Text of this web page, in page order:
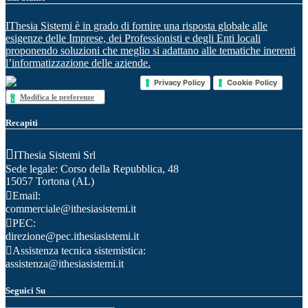
IThesia Sistemi è in grado di fornire una risposta globale alle
esigenze delle Imprese, dei Professionisti e degli Enti locali
proponendo soluzioni che meglio si adattano alle tematiche inerenti
l’informatizzazione delle aziende.
Privacy Policy Cookie Policy
Modifica le preferenze
Recapiti
IThesia Sistemi Srl
Sede legale: Corso della Repubblica, 48
15057 Tortona (AL)
Email:
commerciale@ithesiasistemi.it
PEC:
direzione@pec.ithesiasistemi.it
Assistenza tecnica sistemistica:
assistenza@ithesiasistemi.it
Seguici Su